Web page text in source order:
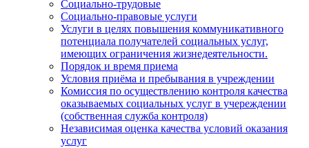
Социально-трудовые
Социально-правовые услуги
Услуги в целях повышения коммуникативного
потенциала получателей социальных услуг,
имеющих ограничения жизнедеятельности.
Порядок и время приема
Условия приёма и пребывания в учреждении
Комиссия по осуществлению контроля качества
оказываемых социальных услуг в учереждении
(собственная служба контроля)
Независимая оценка качества условий оказания
услуг